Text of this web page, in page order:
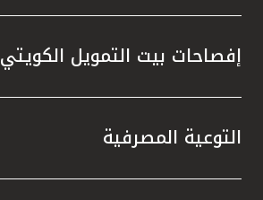
إفصاحات بيت التمويل الكويتي
التوعية المصرفية